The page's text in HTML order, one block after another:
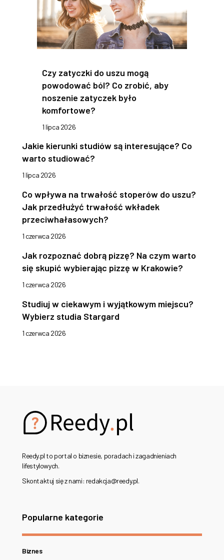
Czy zatyczki do uszu mogą
powodować ból? Co zrobić, aby
noszenie zatyczek było
komfortowe?
1 lipca 2026
Jakie kierunki studiów są interesujące? Co
warto studiować?
1 lipca 2026
Co wpływa na trwałość stoperów do uszu?
Jak przedłużyć trwałość wkładek
przeciwhałasowych?
1 czerwca 2026
Jak rozpoznać dobrą pizzę? Na czym warto
się skupić wybierając pizzę w Krakowie?
1 czerwca 2026
Studiuj w ciekawym i wyjątkowym miejscu?
Wybierz studia Stargard
1 czerwca 2026
Reedy.pl to portal o biznesie, poradach i zagadnieniach
lifestylowych.
Skontaktuj się z nami: redakcja@reedy.pl.
Popularne kategorie
Biznes